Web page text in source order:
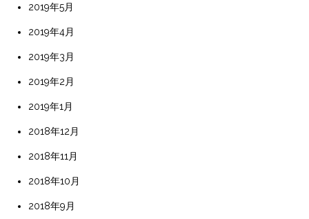
2019年5月
2019年4月
2019年3月
2019年2月
2019年1月
2018年12月
2018年11月
2018年10月
2018年9月